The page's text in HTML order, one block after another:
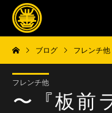
ブログ フレンチ他
フレンチ他
〜『板前